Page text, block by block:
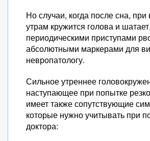
Но случаи, когда после сна,
утрам кружится голова и
периодическими приступами
абсолютными маркерами для
невропатологу.
Сильное утреннее
наступающее при попытке
имеет также сопутствующие
которые нужно учитывать при
доктора: